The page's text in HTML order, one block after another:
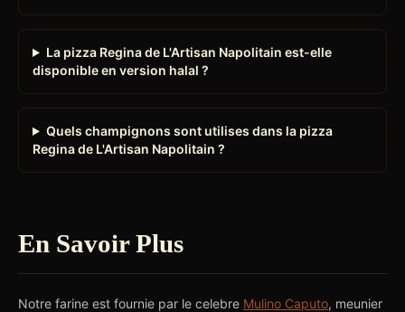
La pizza Regina de L'Artisan Napolitain est-elle
disponible en version halal ?
Quels champignons sont utilises dans la pizza
Regina de L'Artisan Napolitain ?
En Savoir Plus
Notre farine est fournie par le celebre Mulino Caputo, meunier